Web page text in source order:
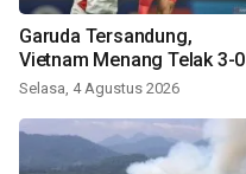
Garuda Tersandung,
Vietnam Menang Telak 3-0
Selasa, 4 Agustus 2026